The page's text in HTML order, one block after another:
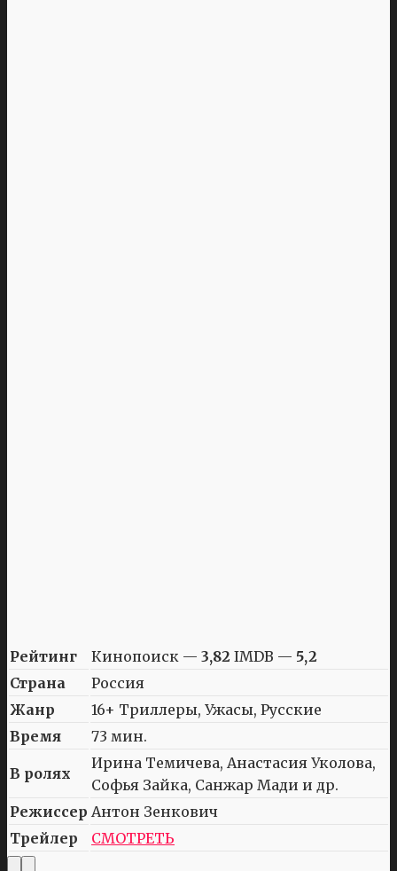
Рейтинг Кинопоиск — 3,82 IMDB — 5,2
Страна
Россия
Жанр
16+ Триллеры, Ужасы, Русские
Время
73 мин.
В ролях
Ирина Темичева, Анастасия Уколова,
Софья Зайка, Санжар Мади и др.
Режиссер Антон Зенкович
Трейлер
СМОТРЕТЬ